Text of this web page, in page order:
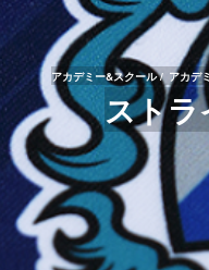
アカデミー&スクール アカデ
ストラ